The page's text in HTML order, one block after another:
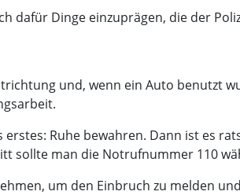
dafür Dinge einzuprägen, die der
und, wenn ein Auto benutzt
Ruhe bewahren. Dann ist es
sollte man die Notrufnummer 110
um den Einbruch zu melden